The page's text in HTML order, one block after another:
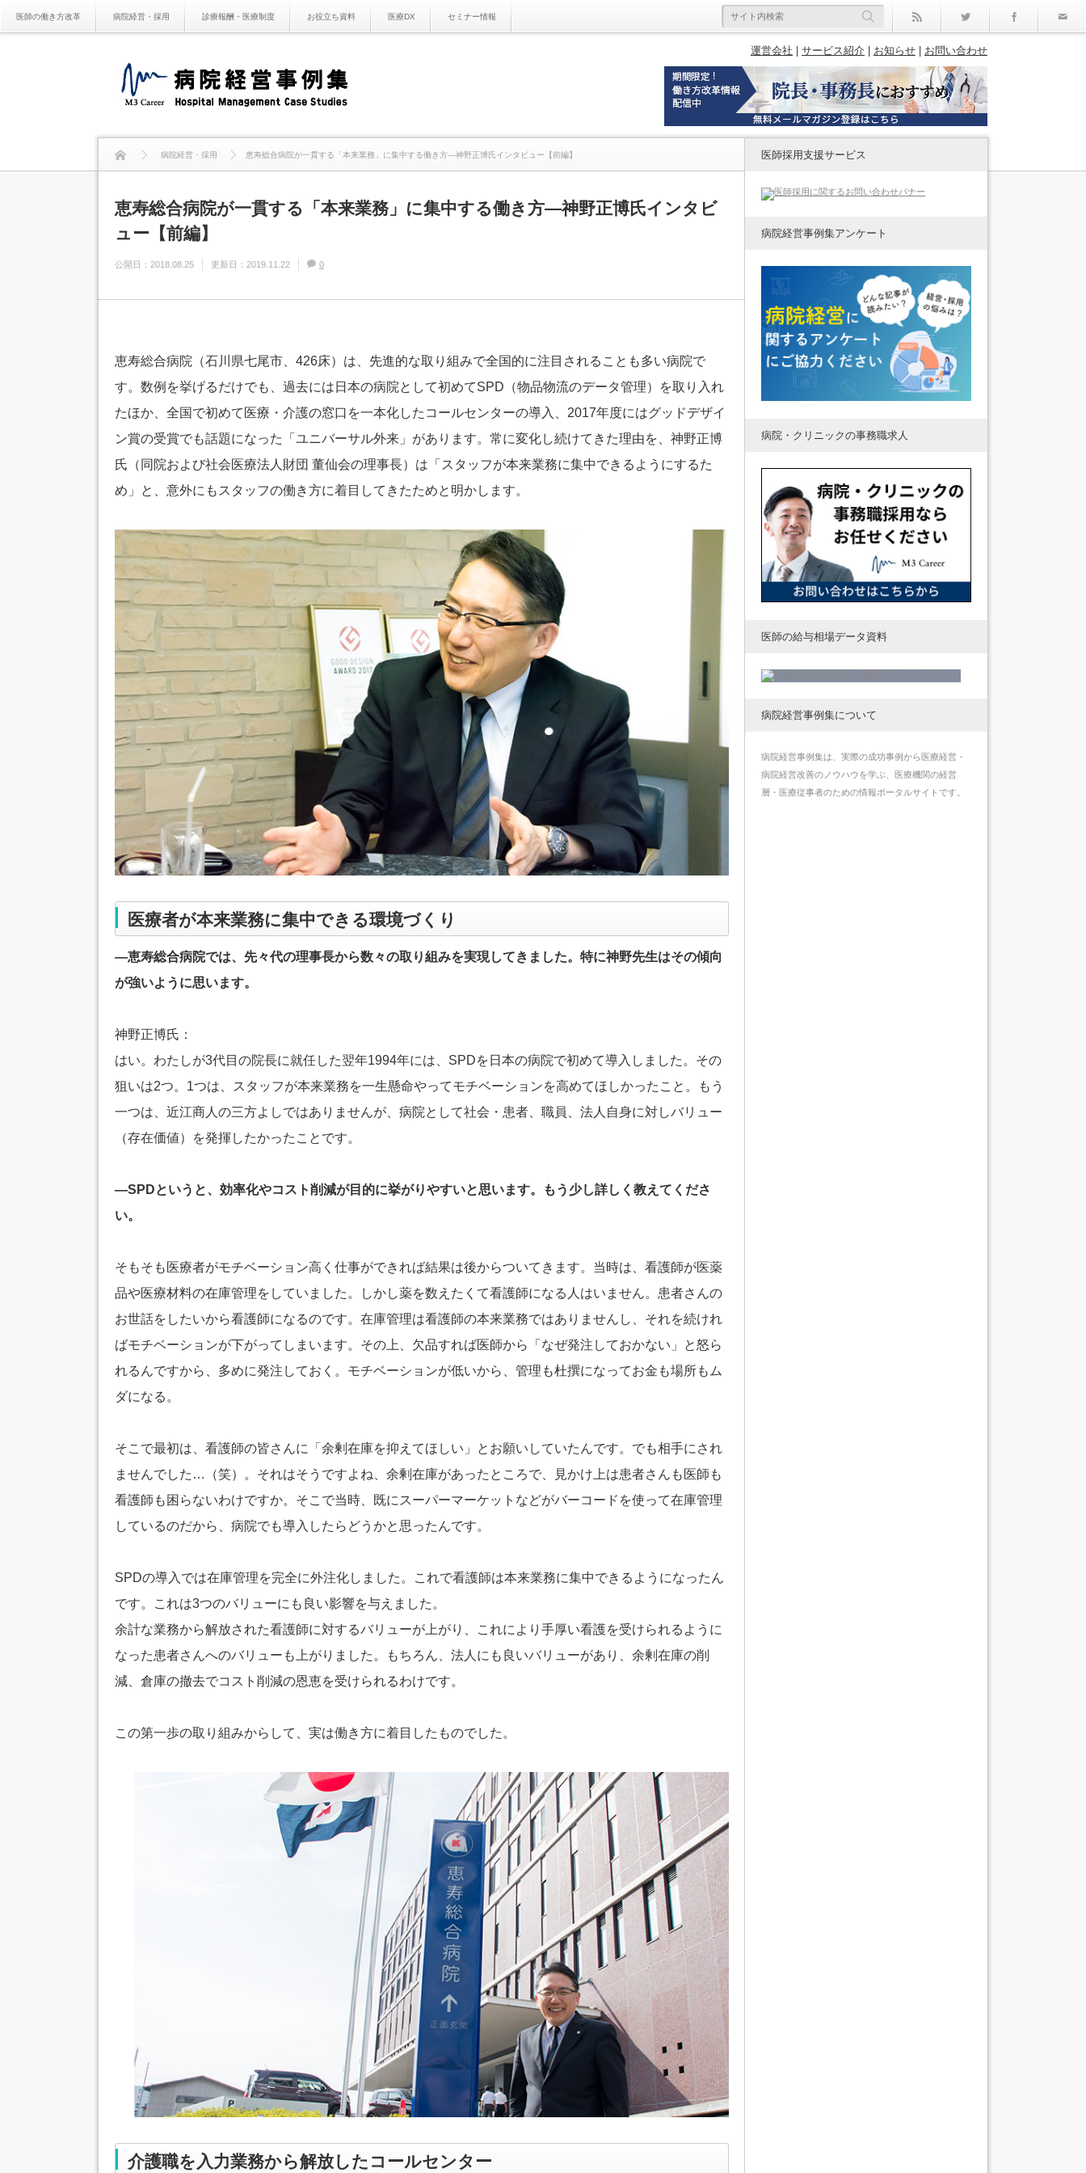
医師の働き方改革 病院経営・採用 診療報酬・医療制度 お役立ち資料 医療DX セミナー情報
運営会社 サービス紹介 お知らせ お問い合わせ
病院経営・採用 恵寿総合病院が一貫する「本来業務」に集中する働き方―神野正博氏インタビュー【前編】
恵寿総合病院が一貫する「本来業務」に集中する働き方―神野正博氏インタビ
ュー【前編】
公開日： 2018.08.25 更新日： 2019.11.22 0
恵寿総合病院（石川県七尾市、426床）は、先進的な取り組みで全国的に注目されることも多い病院で
す。数例を挙げるだけでも、過去には日本の病院として初めてSPD（物品物流のデータ管理）を取り入れ
たほか、全国で初めて医療・介護の窓口を一本化したコールセンターの導入、2017年度にはグッドデザイ
ン賞の受賞でも話題になった「ユニバーサル外来」があります。常に変化し続けてきた理由を、神野正博
氏（同院および社会医療法人財団 董仙会の理事長）は「スタッフが本来業務に集中できるようにするた
め」と、意外にもスタッフの働き方に着目してきたためと明かします。
医療者が本来業務に集中できる環境づくり
―恵寿総合病院では、先々代の理事長から数々の取り組みを実現してきました。特に神野先生はその傾向
が強いように思います。
神野正博氏：
はい。わたしが3代目の院長に就任した翌年1994年には、SPDを日本の病院で初めて導入しました。その
狙いは2つ。1つは、スタッフが本来業務を一生懸命やってモチベーションを高めてほしかったこと。もう
一つは、近江商人の三方よしではありませんが、病院として社会・患者、職員、法人自身に対しバリュー
（存在価値）を発揮したかったことです。
―SPDというと、効率化やコスト削減が目的に挙がりやすいと思います。もう少し詳しく教えてくださ
い。
そもそも医療者がモチベーション高く仕事ができれば結果は後からついてきます。当時は、看護師が医薬
品や医療材料の在庫管理をしていました。しかし薬を数えたくて看護師になる人はいません。患者さんの
お世話をしたいから看護師になるのです。在庫管理は看護師の本来業務ではありませんし、それを続けれ
ばモチベーションが下がってしまいます。その上、欠品すれば医師から「なぜ発注しておかない」と怒ら
れるんですから、多めに発注しておく。モチベーションが低いから、管理も杜撰になってお金も場所もム
ダになる。
そこで最初は、看護師の皆さんに「余剰在庫を抑えてほしい」とお願いしていたんです。でも相手にされ
ませんでした…（笑）。それはそうですよね、余剰在庫があったところで、見かけ上は患者さんも医師も
看護師も困らないわけですか。そこで当時、既にスーパーマーケットなどがバーコードを使って在庫管理
しているのだから、病院でも導入したらどうかと思ったんです。
SPDの導入では在庫管理を完全に外注化しました。これで看護師は本来業務に集中できるようになったん
です。これは3つのバリューにも良い影響を与えました。
余計な業務から解放された看護師に対するバリューが上がり、これにより手厚い看護を受けられるように
なった患者さんへのバリューも上がりました。もちろん、法人にも良いバリューがあり、余剰在庫の削
減、倉庫の撤去でコスト削減の恩恵を受けられるわけです。
この第一歩の取り組みからして、実は働き方に着目したものでした。
介護職を入力業務から解放したコールセンター
医師採用支援サービス
病院経営事例集アンケート
病院・クリニックの事務職求人
医師の給与相場データ資料
病院経営事例集について
病院経営事例集は、実際の成功事例から医療経営・
病院経営改善のノウハウを学ぶ、医療機関の経営
層・医療従事者のための情報ポータルサイトです。